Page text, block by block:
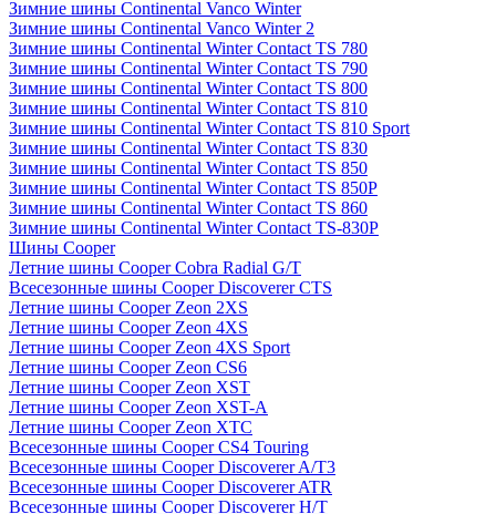
Зимние шины Continental Vanco Winter
Зимние шины Continental Vanco Winter 2
Зимние шины Continental Winter Contact TS 780
Зимние шины Continental Winter Contact TS 790
Зимние шины Continental Winter Contact TS 800
Зимние шины Continental Winter Contact TS 810
Зимние шины Continental Winter Contact TS 810 Sport
Зимние шины Continental Winter Contact TS 830
Зимние шины Continental Winter Contact TS 850
Зимние шины Continental Winter Contact TS 850P
Зимние шины Continental Winter Contact TS 860
Зимние шины Continental Winter Contact TS-830P
Шины Cooper
Летние шины Cooper Cobra Radial G/T
Всесезонные шины Cooper Discoverer CTS
Летние шины Cooper Zeon 2XS
Летние шины Cooper Zeon 4XS
Летние шины Cooper Zeon 4XS Sport
Летние шины Cooper Zeon CS6
Летние шины Cooper Zeon XST
Летние шины Cooper Zeon XST-A
Летние шины Cooper Zeon XTC
Всесезонные шины Cooper CS4 Touring
Всесезонные шины Cooper Discoverer A/T3
Всесезонные шины Cooper Discoverer ATR
Всесезонные шины Cooper Discoverer H/T